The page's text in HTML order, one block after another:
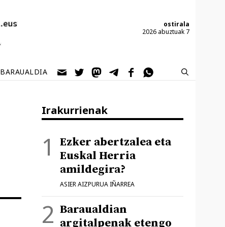
ostirala
2026 abuztuak 7
BARAUALDIA
Irakurrienak
Ezker abertzalea eta
Euskal Herria
amildegira?
ASIER AIZPURUA IÑARREA
Baraualdian
argitalpenak etengo